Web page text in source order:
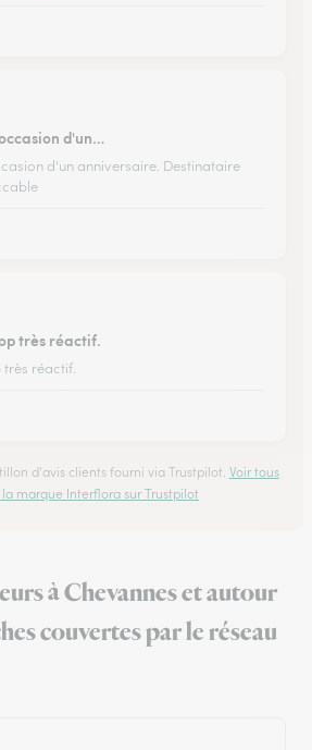
d'un…
d'un anniversaire. Destinataire
très réactif.
très réactif.
d'avis clients fourni via Trustpilot. Voir tous
la marque Interflora sur Trustpilot
à Chevannes et autour
couvertes par le réseau